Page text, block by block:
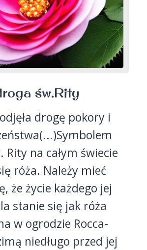
św.Rity
drogę pokory i
Rity na całym świecie
róża. Należy mieć
że życie każdego jej
stanie się jak róża
w ogrodzie Rocca-
niedługo przed jej